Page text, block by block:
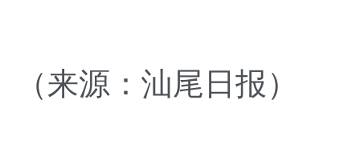
（来源：汕尾日报 ）